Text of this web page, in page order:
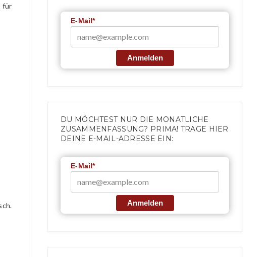
für
E-Mail*
Anmelden
DU MÖCHTEST NUR DIE MONATLICHE
ZUSAMMENFASSUNG? PRIMA! TRAGE HIER
DEINE E-MAIL-ADRESSE EIN:
E-Mail*
Anmelden